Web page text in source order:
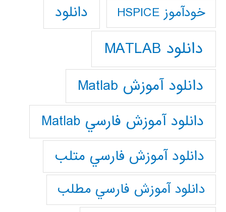
خودآموز HSPICE دانلود
دانلود MATLAB
دانلود آموزش Matlab
دانلود آموزش فارسي Matlab
دانلود آموزش فارسي متلب
دانلود آموزش فارسي مطلب